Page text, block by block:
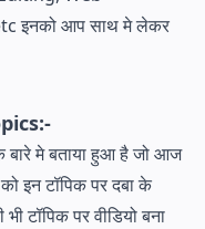
इनको आप साथ मे लेकर
मे बताया हुआ है जो आज
इन टॉपिक पर दबा के
टॉपिक पर वीडियो बना